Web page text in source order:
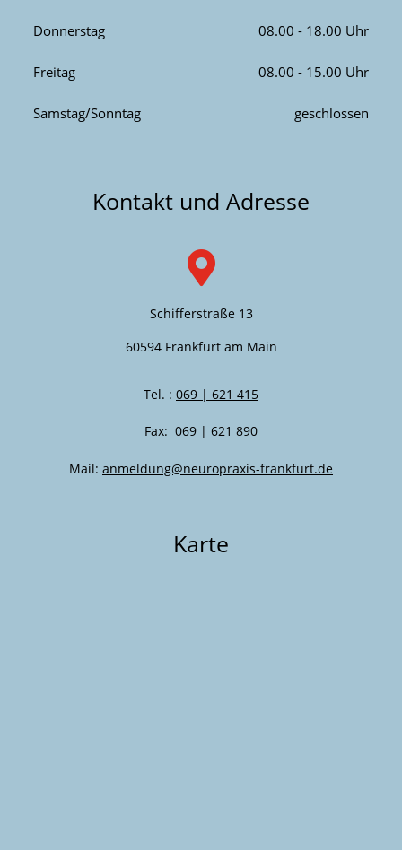
Donnerstag 08.00 - 18.00 Uhr
Freitag 08.00 - 15.00 Uhr
Samstag/Sonntag geschlossen
Kontakt und Adresse

Schifferstraße 13
60594 Frankfurt am Main
Tel. : 069 | 621 415
Fax: 069 | 621 890
Mail: anmeldung@neuropraxis-frankfurt.de
Karte